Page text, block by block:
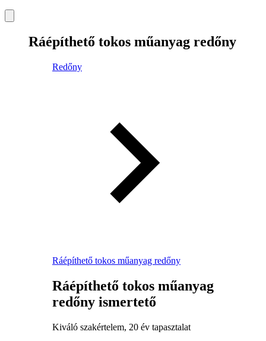
Ráépíthető tokos műanyag redőny
Redőny
Ráépíthető tokos műanyag redőny
Ráépíthető tokos műanyag
redőny ismertető
Kiváló szakértelem, 20 év tapasztalat